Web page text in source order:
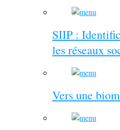
SIIP :
les réseaux
Vers une